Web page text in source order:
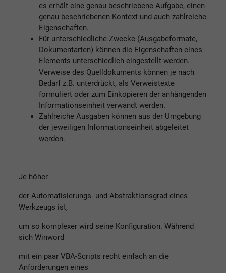
es erhält eine genau beschriebene Aufgabe, einen
genau beschriebenen Kontext und auch zahlreiche
Eigenschaften.
Für unterschiedliche Zwecke (Ausgabeformate,
Dokumentarten) können die Eigenschaften eines
Elements unterschiedlich eingestellt werden.
Verweise des Quelldokuments können je nach
Bedarf z.B. unterdrückt, als Verweistexte
formuliert oder zum Einkopieren der anhängenden
Informationseinheit verwandt werden.
Zahlreiche Ausgaben können aus der Umgebung
der jeweiligen Informationseinheit abgeleitet
werden.
Je höher
der Automatisierungs- und Abstraktionsgrad eines
Werkzeugs ist,
um so komplexer wird seine Konfiguration. Während
sich Winword
mit ein paar VBA-Scripts recht einfach an die
Anforderungen eines